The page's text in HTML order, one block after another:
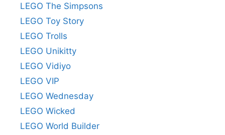
LEGO The Simpsons
LEGO Toy Story
LEGO Trolls
LEGO Unikitty
LEGO Vidiyo
LEGO VIP
LEGO Wednesday
LEGO Wicked
LEGO World Builder